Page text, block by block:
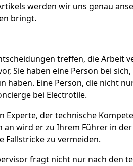
werden wir uns genau
bringt.
treffen, die Arbeit
Sie haben eine Person bei
Eine Person, die nicht
bei Electrotile.
Experte, der technische
wird er zu Ihrem Führer in
zu vermeiden.
fragt nicht nur nach den